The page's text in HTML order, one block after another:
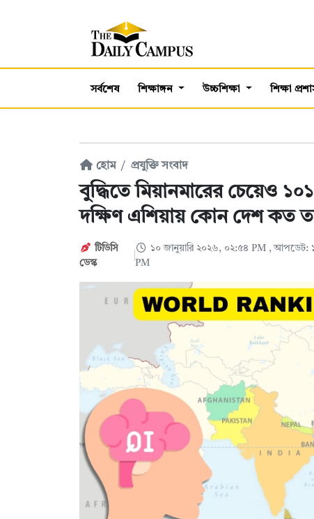
সর্বশেষ শিক্ষাঙ্গন উচ্চশিক্ষা শিক্ষা
হোম প্রযুক্তি সংবাদ
বুদ্ধিতে মিয়ানমারের চেয়েও
দক্ষিণ এশিয়ায় কোন দেশ কত
টিডিসি
ডেস্ক
১০ জানুয়ারি ২০২৬, ০২:৫৪ PM , আপডেট:
PM